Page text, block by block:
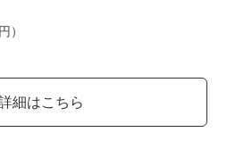
）
細はこちら